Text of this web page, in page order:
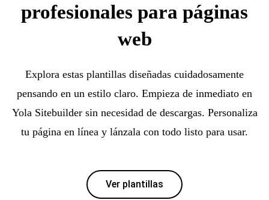
profesionales para páginas
web
Explora estas plantillas diseñadas cuidadosamente
pensando en un estilo claro. Empieza de inmediato en
Yola Sitebuilder sin necesidad de descargas. Personaliza
tu página en línea y lánzala con todo listo para usar.
Ver plantillas